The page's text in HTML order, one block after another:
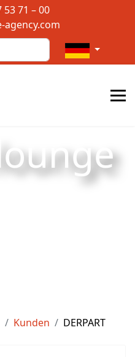
53 71 – 00
agency.com
Sprache
Kunden DERPART